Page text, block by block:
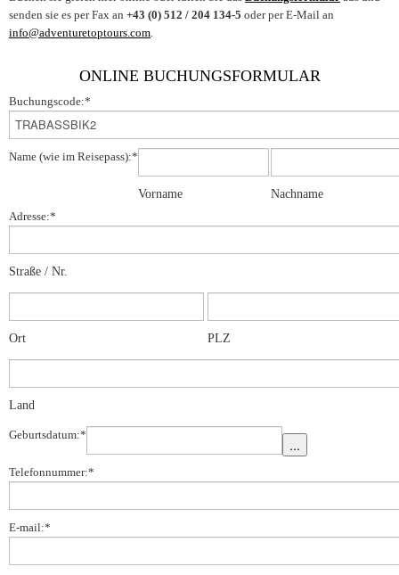
7 Tage Machame Route
6 Tage Marangu Route
Kilimanjaro 360° Radtour
RusslandNepal Annapurna
Nepal Mustang
Messeauftritte
Levelbewertung
senden sie es per Fax an +43 (0) 512 / 204 134-5 oder per E-Mail an
info@adventuretoptours.com.
ONLINE BUCHUNGSFORMULAR
Buchungscode:*
Name (wie im Reisepass):*
Vorname
Nachname
Adresse:*
Straße / Nr.
Ort PLZ
Land
Geburtsdatum:*
Telefonnummer:*
E-mail:*